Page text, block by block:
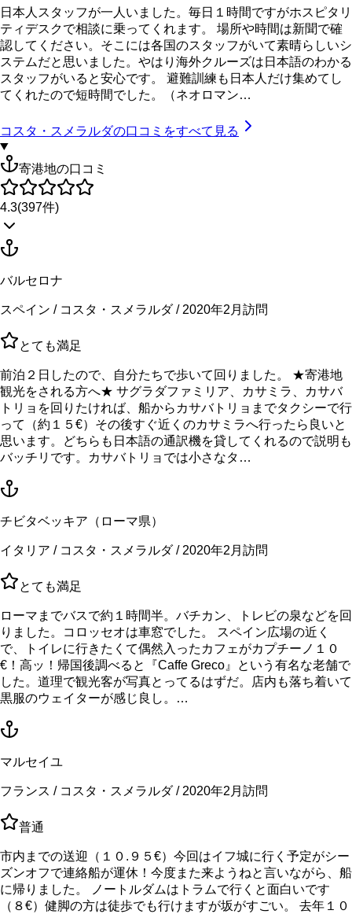
日本人スタッフが一人いました。毎日１時間ですがホスピタリ
ティデスクで相談に乗ってくれます。 場所や時間は新聞で確
認してください。そこには各国のスタッフがいて素晴らしいシ
ステムだと思いました。やはり海外クルーズは日本語のわかる
スタッフがいると安心です。 避難訓練も日本人だけ集めてし
てくれたので短時間でした。（ネオロマン…
コスタ・スメラルダの口コミをすべて見る
寄港地の口コミ
4.3(397件)
バルセロナ
スペイン / コスタ・スメラルダ / 2020年2月訪問
とても満足
前泊２日したので、自分たちで歩いて回りました。 ★寄港地
観光をされる方へ★ サグラダファミリア、カサミラ、カサバ
トリョを回りたければ、船からカサバトリョまでタクシーで行
って（約１５€）その後すぐ近くのカサミラへ行ったら良いと
思います。どちらも日本語の通訳機を貸してくれるので説明も
バッチリです。カサバトリョでは小さなタ…
チビタベッキア（ローマ県）
イタリア / コスタ・スメラルダ / 2020年2月訪問
とても満足
ローマまでバスで約１時間半。バチカン、トレビの泉などを回
りました。コロッセオは車窓でした。 スペイン広場の近く
で、トイレに行きたくて偶然入ったカフェがカプチーノ１０
€！高ッ！帰国後調べると『Caffe Greco』という有名な老舗で
した。道理で観光客が写真とってるはずだ。店内も落ち着いて
黒服のウェイターが感じ良し。…
マルセイユ
フランス / コスタ・スメラルダ / 2020年2月訪問
普通
市内までの送迎（１０.９５€）今回はイフ城に行く予定がシー
ズンオフで連絡船が運休！今度また来ようねと言いながら、船
に帰りました。 ノートルダムはトラムで行くと面白いです
（８€）健脚の方は徒歩でも行けますが坂がすごい。 去年１０